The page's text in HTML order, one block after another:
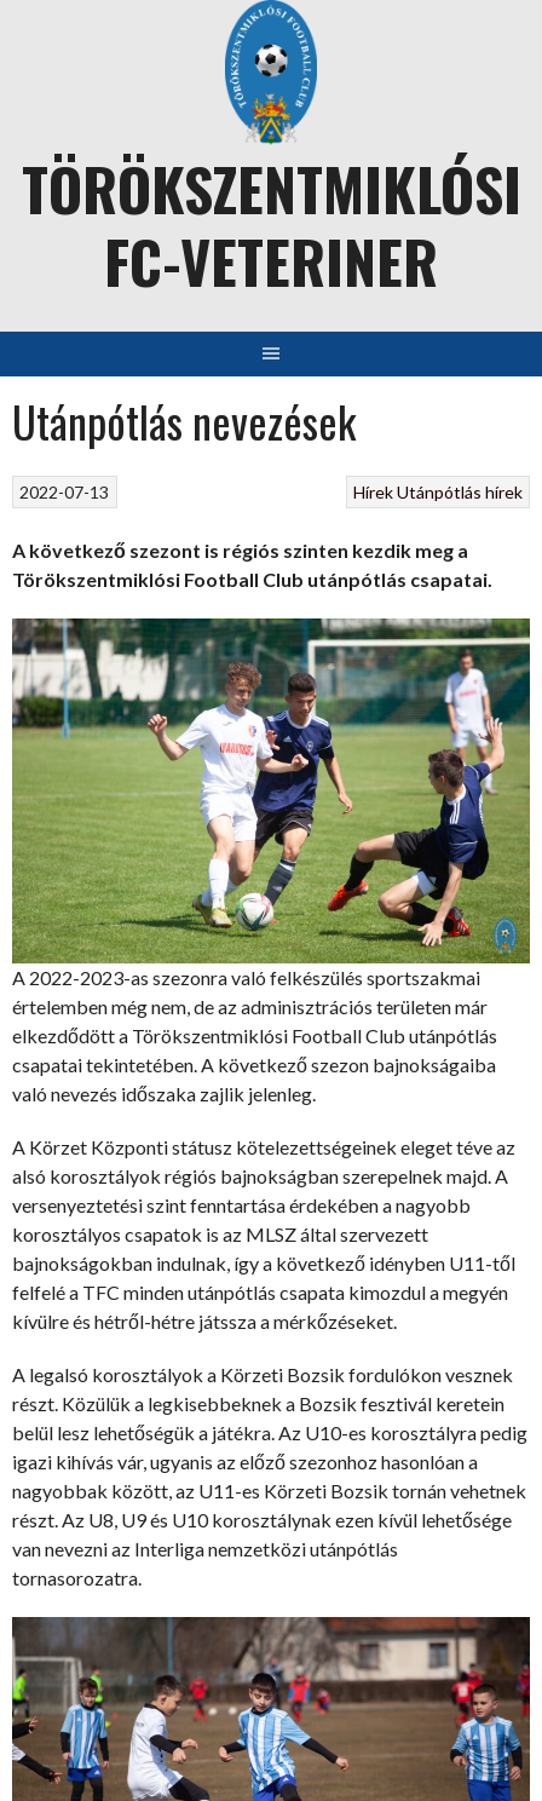
TÖRÖKSZENTMIKLÓSI
FC-VETERINER
Utánpótlás nevezések
HírekUtánpótlás hírek
2022-07-13
A következő szezont is régiós szinten kezdik meg a
Törökszentmiklósi Football Club utánpótlás csapatai.
A 2022-2023-as szezonra való felkészülés sportszakmai
értelemben még nem, de az adminisztrációs területen már
elkezdődött a Törökszentmiklósi Football Club utánpótlás
csapatai tekintetében. A következő szezon bajnokságaiba
való nevezés időszaka zajlik jelenleg.
A Körzet Központi státusz kötelezettségeinek eleget téve az
alsó korosztályok régiós bajnokságban szerepelnek majd. A
versenyeztetési szint fenntartása érdekében a nagyobb
korosztályos csapatok is az MLSZ által szervezett
bajnokságokban indulnak, így a következő idényben U11-től
felfelé a TFC minden utánpótlás csapata kimozdul a megyén
kívülre és hétről-hétre játssza a mérkőzéseket.
A legalsó korosztályok a Körzeti Bozsik fordulókon vesznek
részt. Közülük a legkisebbeknek a Bozsik fesztivál keretein
belül lesz lehetőségük a játékra. Az U10-es korosztályra pedig
igazi kihívás vár, ugyanis az előző szezonhoz hasonlóan a
nagyobbak között, az U11-es Körzeti Bozsik tornán vehetnek
részt. Az U8, U9 és U10 korosztálynak ezen kívül lehetősége
van nevezni az Interliga nemzetközi utánpótlás
tornasorozatra.